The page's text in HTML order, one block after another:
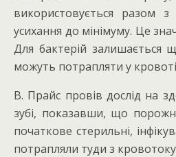
використовується разом
усихання до мінімуму. Це
Для бактерій залишається
можуть потрапляти у
В. Прайс провів дослід на
зубі, показавши, що
початкове стерильні,
потрапляли туди з